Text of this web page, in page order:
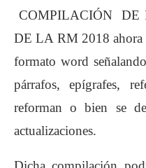
COMPILACIÓN DE
DE LA RM 2018
formato word
párrafos, epígrafes,
reforman o bien se
actualizaciones.